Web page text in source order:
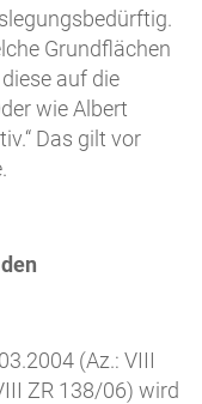
Grundflächen
auf die
wie Albert
Das gilt vor
(Az.: VIII
ZR 138/06) wird